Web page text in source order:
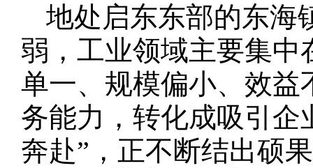
地处启东东部的东海
弱，工业领域主要集
单一、规模偏小、效益
务能力，转化成吸引企
奔赴”，正不断结出硕